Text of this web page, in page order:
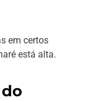
em certos
está alta.